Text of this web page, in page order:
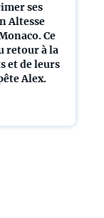
ses
Altesse
Ce
retour à la
et de leurs
Alex.